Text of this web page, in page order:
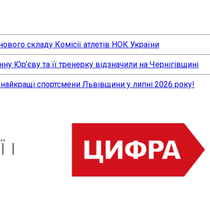
складу Комісії атлетів НОК України
Юр’єву та її тренерку відзначили на Чернігівщині
спортсмени Львівщини у липні 2026 року!